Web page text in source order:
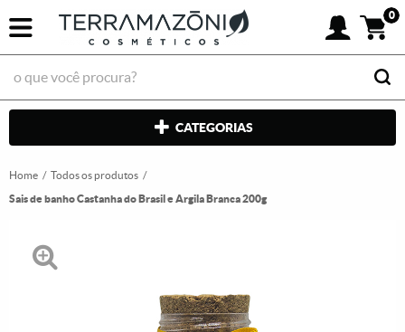
0
CATEGORIAS
Home
Todos os produtos
Sais de banho Castanha do Brasil e Argila Branca 200g